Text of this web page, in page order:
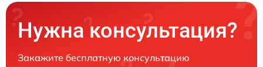
Нужна консультация?
Закажите бесплатную консультацию